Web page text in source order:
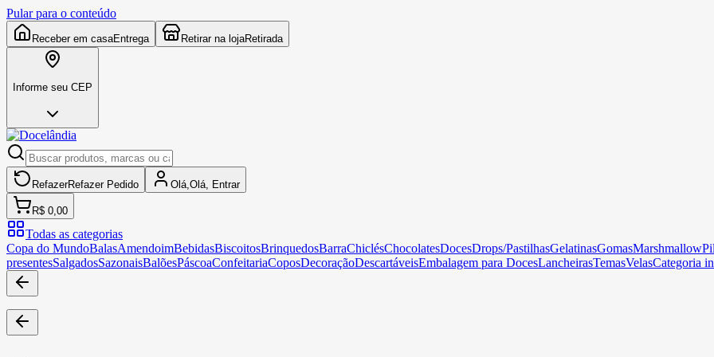
Pular para o conteúdo
Receber em casaEntrega Retirar na lojaRetirada
Informe seu CEP
RefazerRefazer Pedido Olá, Olá, Entrar
R$ 0,00
Todas as categorias
Copa do MundoBalasAmendoimBebidasBiscoitosBrinquedosBarraChiclésChocolatesDocesDrops/PastilhasGelatinasGomasMarshmallow
presentesSalgadosSazonaisBalõesPáscoaConfeitariaCoposDecoraçãoDescartáveisEmbalagem para DocesLancheirasTemasVelasCategoria